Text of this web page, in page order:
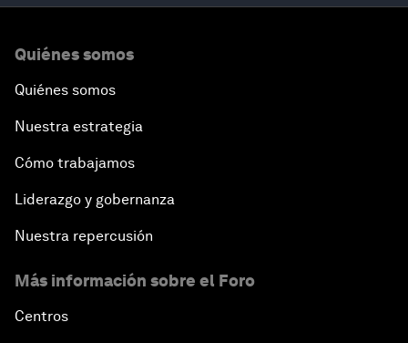
Quiénes somos
Quiénes somos
Nuestra estrategia
Cómo trabajamos
Liderazgo y gobernanza
Nuestra repercusión
Más información sobre el Foro
Centros